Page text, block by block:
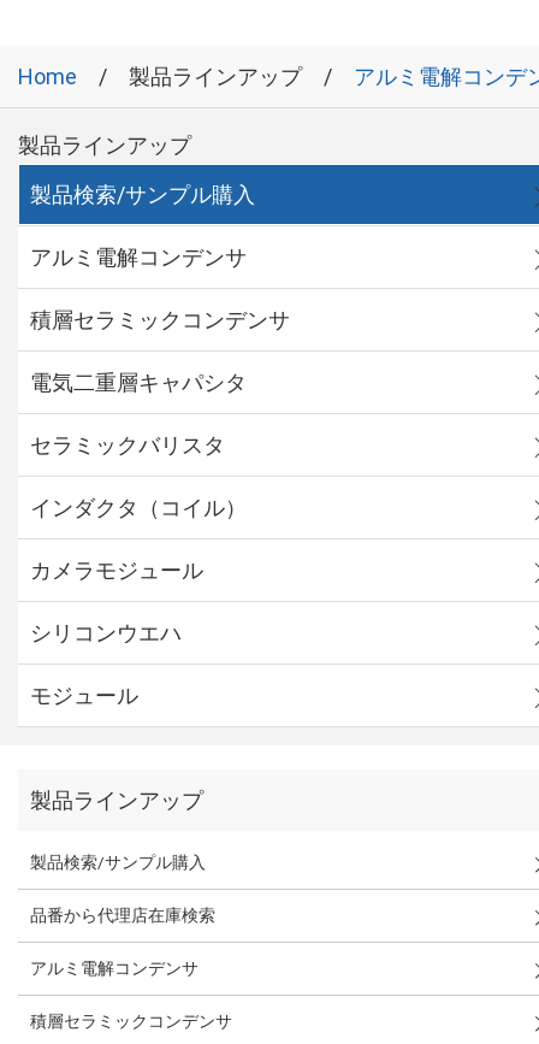
Home 製品ラインアップ アルミ電解コンデ
製品ラインアップ
製品検索/サンプル購入
アルミ電解コンデンサ
積層セラミックコンデンサ
電気二重層キャパシタ
セラミックバリスタ
インダクタ（コイル）
カメラモジュール
シリコンウエハ
モジュール
製品ラインアップ
製品検索/サンプル購入
品番から代理店在庫検索
アルミ電解コンデンサ
積層セラミックコンデンサ